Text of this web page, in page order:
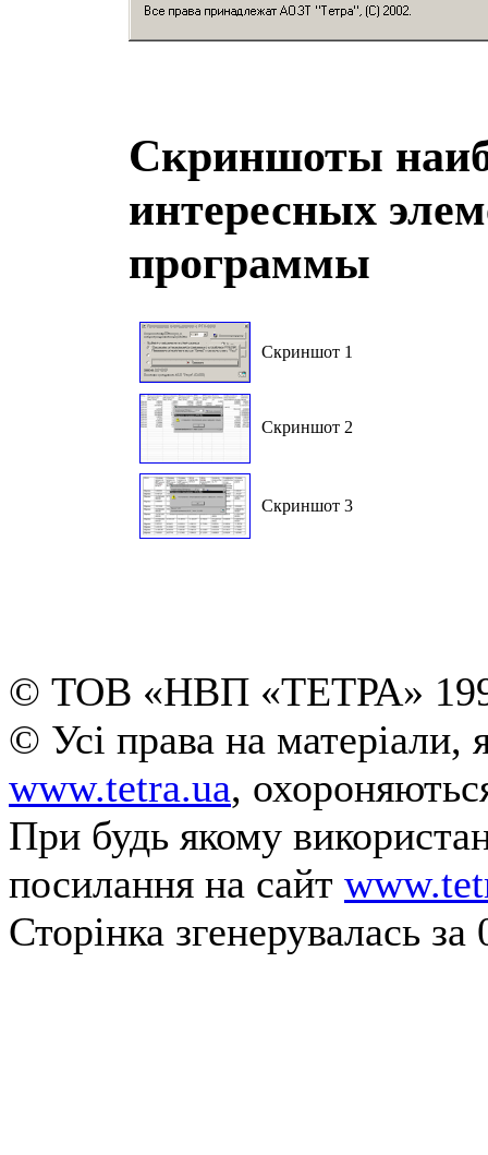
Скриншоты
интересных
программы
Скриншот 1
Скриншот 2
Скриншот 3
© ТОВ «НВП «ТЕТРА»
© Усі права на матеріали,
www.tetra.ua,
При будь якому
посилання на сайт
Сторінка згенерувалась за